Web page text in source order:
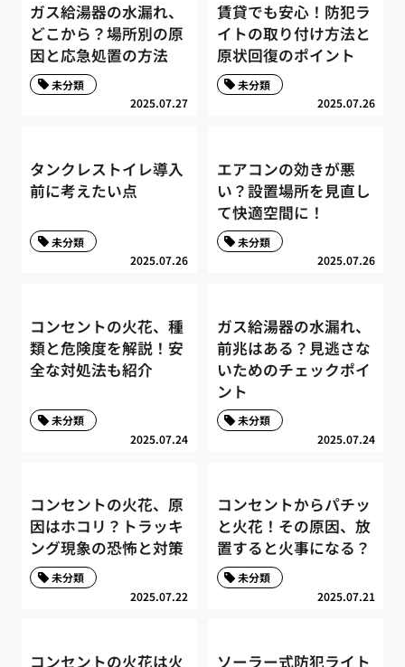
ガス給湯器の水漏れ、
どこから？場所別の原
因と応急処置の方法
2025.07.27
未分類
賃貸でも安心！防犯ラ
イトの取り付け方法と
原状回復のポイント
2025.07.26
未分類
タンクレストイレ導入
前に考えたい点
2025.07.26
未分類
エアコンの効きが悪
い？設置場所を見直し
て快適空間に！
2025.07.26
未分類
コンセントの火花、種
類と危険度を解説！安
全な対処法も紹介
2025.07.24
未分類
ガス給湯器の水漏れ、
前兆はある？見逃さな
いためのチェックポイ
ント
2025.07.24
未分類
コンセントの火花、原
因はホコリ？トラッキ
ング現象の恐怖と対策
2025.07.22
未分類
コンセントからパチッ
と火花！その原因、放
置すると火事になる？
2025.07.21
未分類
コンセントの火花は火 ソーラー式防犯ライト